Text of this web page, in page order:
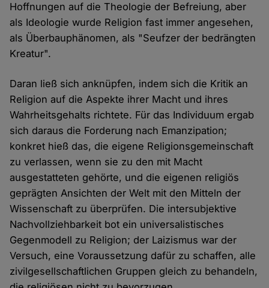
Hoffnungen auf die Theologie der Befreiung, aber
als Ideologie wurde Religion fast immer angesehen,
als Überbauphänomen, als "Seufzer der bedrängten
Kreatur".
Daran ließ sich anknüpfen, indem sich die Kritik an
Religion auf die Aspekte ihrer Macht und ihres
Wahrheitsgehalts richtete. Für das Individuum ergab
sich daraus die Forderung nach Emanzipation;
konkret hieß das, die eigene Religionsgemeinschaft
zu verlassen, wenn sie zu den mit Macht
ausgestatteten gehörte, und die eigenen religiös
geprägten Ansichten der Welt mit den Mitteln der
Wissenschaft zu überprüfen. Die intersubjektive
Nachvollziehbarkeit bot ein universalistisches
Gegenmodell zu Religion; der Laizismus war der
Versuch, eine Voraussetzung dafür zu schaffen, alle
zivilgesellschaftlichen Gruppen gleich zu behandeln,